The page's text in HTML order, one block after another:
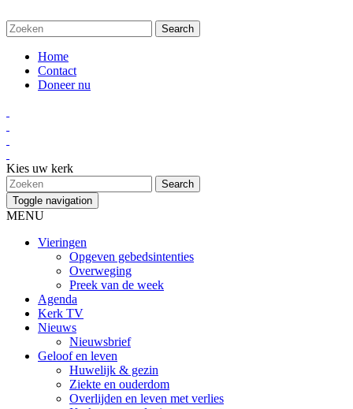
Home
Contact
Doneer nu
Kies uw kerk
Toggle navigation
MENU
Vieringen
Opgeven gebedsintenties
Overweging
Preek van de week
Agenda
Kerk TV
Nieuws
Nieuwsbrief
Geloof en leven
Huwelijk & gezin
Ziekte en ouderdom
Overlijden en leven met verlies